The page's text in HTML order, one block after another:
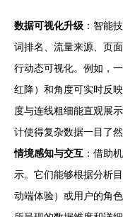
数据可视化升级 ：智能
词排名、流量来源、页
行动态可视化。例如，
红降）和角度可实时反
度与连线粗细能直观展
计使得复杂数据一目了然
情境感知与交互 ：借助
示。它们能够根据分析
动端体验）或用户的角